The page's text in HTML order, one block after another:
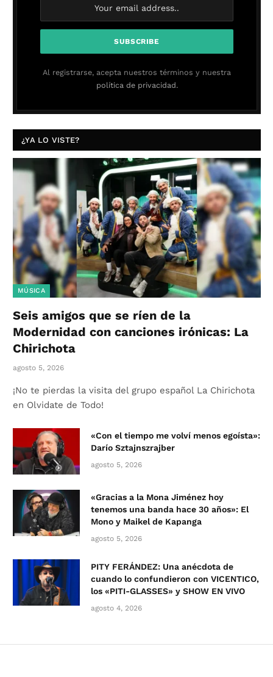
Al registrarse, acepta nuestros términos y nuestra
política de privacidad.
¿YA LO VISTE?
MÚSICA
Seis amigos que se ríen de la
Modernidad con canciones irónicas: La
Chirichota
agosto 5, 2026
¡No te pierdas la visita del grupo español La Chirichota
en Olvidate de Todo!
«Con el tiempo me volví menos egoísta»:
Darío Sztajnszrajber
agosto 5, 2026
«Gracias a la Mona Jiménez hoy
tenemos una banda hace 30 años»: El
Mono y Maikel de Kapanga
agosto 5, 2026
PITY FERÁNDEZ: Una anécdota de
cuando lo confundieron con VICENTICO,
los «PITI-GLASSES» y SHOW EN VIVO
agosto 4, 2026